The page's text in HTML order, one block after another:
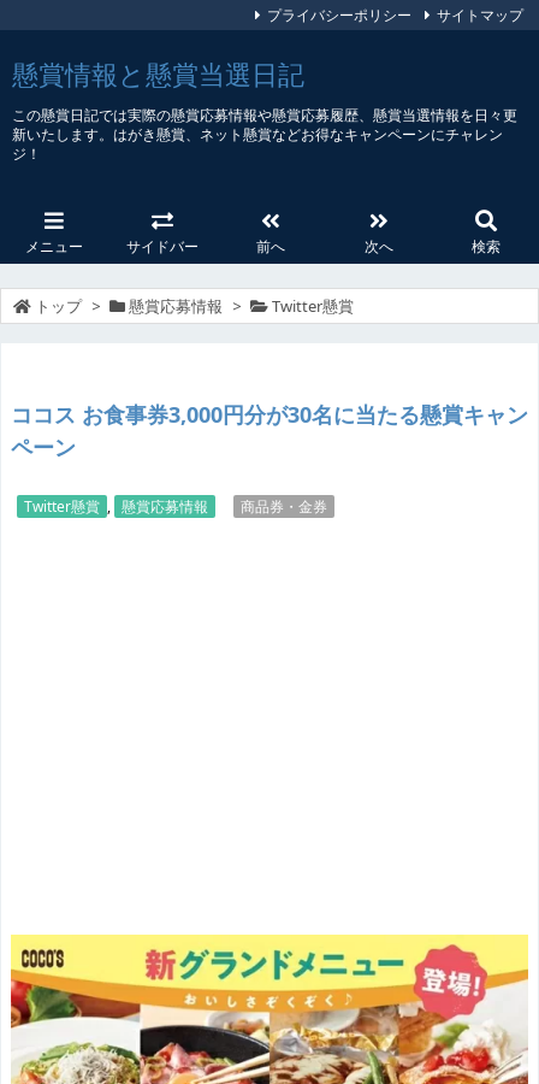
懸賞情報と懸賞当選日記
この懸賞日記では実際の懸賞応募情報や懸賞応募履歴、懸賞当選情報を日々更
新いたします。はがき懸賞、ネット懸賞などお得なキャンペーンにチャレン
ジ！
メニュー サイドバー 前へ 次へ 検索
プライバシーポリシー サイトマップ
トップ > 懸賞応募情報 > Twitter懸賞
ココス お食事券3,000円分が30名に当たる懸賞キャン
ペーン
Twitter懸賞 , 懸賞応募情報 商品券・金券